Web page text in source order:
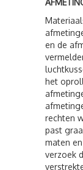
en de
het
rechten
past
maten
verzoek